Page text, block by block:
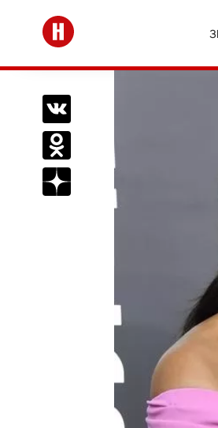
Перейти на главную
Поделиться Вконтакте
Поделиться в
Подписаться на нас в Дзен